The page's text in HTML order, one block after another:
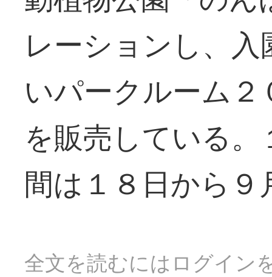
レーションし、
いパークルーム
を販売している
間は１８日から
全文を読むにはログイン